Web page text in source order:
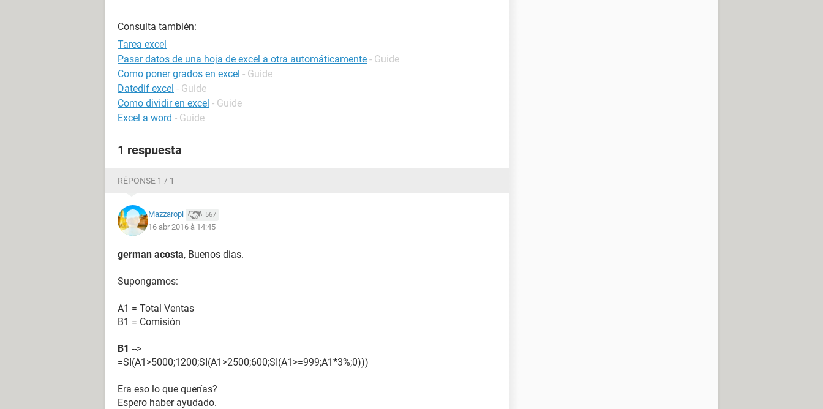
Consulta también:
Tarea excel
Pasar datos de una hoja de excel a otra automáticamente - Guide
Como poner grados en excel - Guide
Datedif excel - Guide
Como dividir en excel - Guide
Excel a word - Guide
1 respuesta
RÉPONSE 1 / 1
Mazzaropi 567
16 abr 2016 à 14:45
german acosta, Buenos dias.
Supongamos:
A1 = Total Ventas
B1 = Comisión
B1 -->
=SI(A1>5000;1200;SI(A1>2500;600;SI(A1>=999;A1*3%;0)))
Era eso lo que querías?
Espero haber ayudado.